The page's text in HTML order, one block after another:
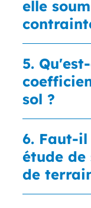
elle
5.
sol ?
6. Faut-
étude de
de